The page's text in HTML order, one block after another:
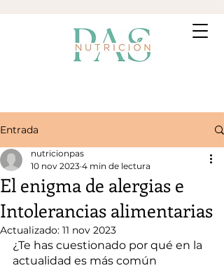
Entrada
El enigma de alergias e
Intolerancias alimentarias
nutricionpas
10 nov 2023 4 min de lectura
Actualizado: 11 nov 2023
¿Te has cuestionado por qué en la
actualidad es más común